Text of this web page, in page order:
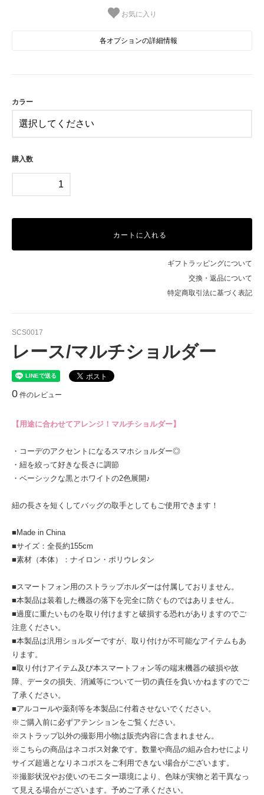
お気に入り
各オプションの詳細情報
カラー
購入数
カートに入れる
ギフトラッピングについて
交換・返品について
特定商取引法に基づく表記
SCS0017
レース/マルチショルダー
0 件のレビュー
【用途に合わせてアレンジ！マルチショルダー】
・コーデのアクセントになるスマホショルダー◎
・紐を絞って好きな長さに調節
・ベーシックな黒とホワイトの2色展開♪
紐の長さを短くしてバッグの取手としてもご使用できます！
■Made in China
■サイズ：全長約155cm
■素材（本体）：ナイロン・ポリウレタン
■スマートフォン用のストラップホルダーは付属しておりません。
■本製品は装着した機器の落下を完全に防ぐものではありません。
■過度に重たいものを取り付けますと破損する恐れがありますのでご
注意ください。
■本製品は汎用ショルダーですが、取り付けが不可能なアイテムもあ
ります。
■取り付けアイテム及び本スマートフォン等の端末機器の破損や故
障、データの損失、消滅等について一切の責任を負いかねますのでご
了承ください。
■アルコールや薬剤等を本製品に付着させないでください。
※ご購入前に必ずアテンションをご覧ください。
※ストラップ以外の撮影用小物は販売内容に含まれません。
※こちらの商品はネコポス対象です。数量や商品の組み合わせにより
サイズ超過となりネコポスをご利用できない場合がございます。
※撮影状況やお使いのモニター環境により、色味が実物と若干異なっ
て見える場合がございます。予めご了承ください。